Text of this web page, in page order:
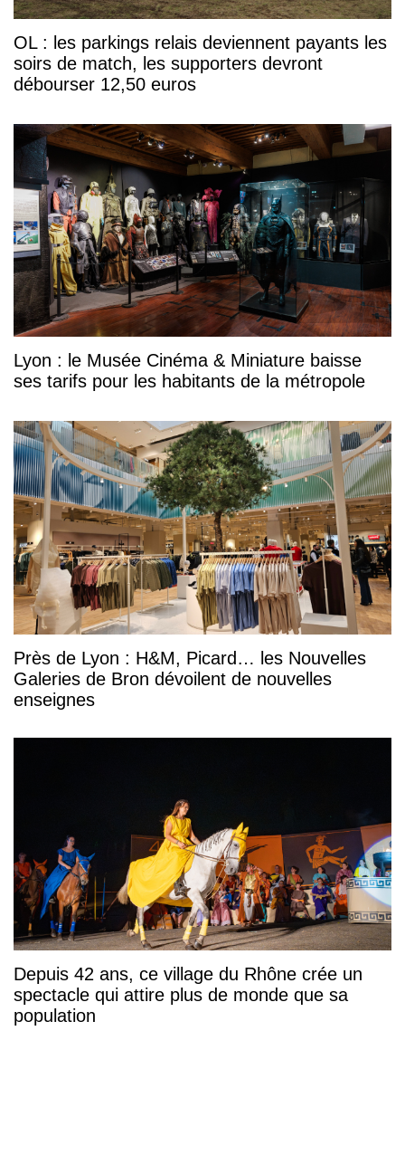
OL : les parkings relais deviennent payants les
soirs de match, les supporters devront
débourser 12,50 euros
Lyon : le Musée Cinéma & Miniature baisse
ses tarifs pour les habitants de la métropole
Près de Lyon : H&M, Picard… les Nouvelles
Galeries de Bron dévoilent de nouvelles
enseignes
Depuis 42 ans, ce village du Rhône crée un
spectacle qui attire plus de monde que sa
population